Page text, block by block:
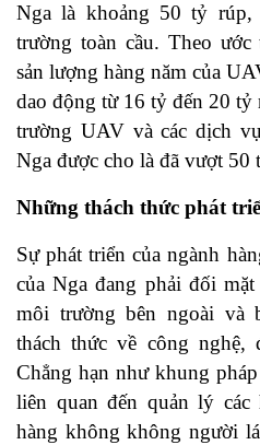
Nga là khoảng 50 tỷ rúp,
trường toàn cầu. Theo ước
sản lượng hàng năm của
dao động từ 16 tỷ đến 20
trường UAV và các dịch
Nga được cho là đã vượt 50
Những thách thức phát
Sự phát triển của ngành
của Nga đang phải đối
môi trường bên ngoài và
thách thức về công
Chẳng hạn như khung
liên quan đến quản lý các
hàng không không người